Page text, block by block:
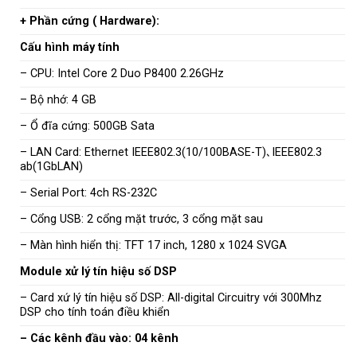
+ Phần cứng ( Hardware):
Cấu hình máy tính
– CPU: Intel Core 2 Duo P8400 2.26GHz
– Bộ nhớ: 4 GB
– Ổ đĩa cứng: 500GB Sata
– LAN Card: Ethernet IEEE802.3(10/100BASE-T)､IEEE802.3
ab(1GbLAN)
– Serial Port: 4ch RS-232C
– Cổng USB: 2 cổng mặt trước, 3 cổng mặt sau
– Màn hình hiển thị: TFT 17 inch, 1280 x 1024 SVGA
Module xử lý tín hiệu số DSP
– Card xứ lý tín hiệu số DSP: All-digital Circuitry với 300Mhz
DSP cho tính toán điều khiển
– Các kênh đầu vào: 04 kênh